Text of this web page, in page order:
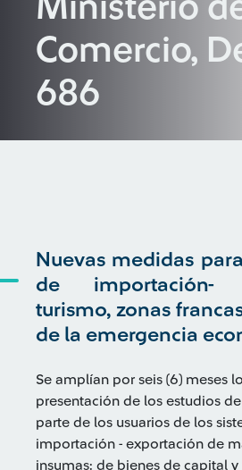
BuscarMinisterio
Comercio,
686
Nuevas medidas
de importación-
turismo, zonas
de la emergencia
Se amplían por seis (6) meses
presentación de los estudios
parte de los usuarios de los
importación - exportación de
insumas: de bienes de capital